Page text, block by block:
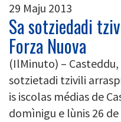
29 Maju 2013
Sa sotziedadi
Forza Nuova
(IlMinuto) – Casteddu,
sotzietadi tzivili
is iscolas médias de
domìnigu e lùnis 26